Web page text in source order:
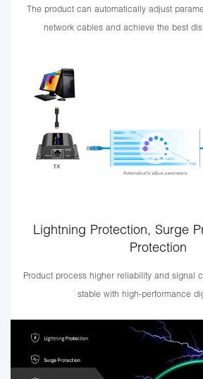
The product can automatically adjust
network cables and achieve the best
Lightning Protection, Surge
Protection
Product process higher reliability and signal
stable with high-performance